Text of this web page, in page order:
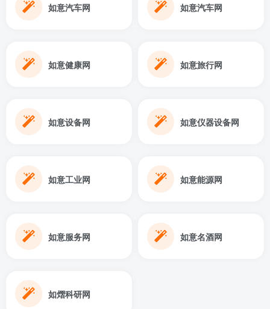
如意汽车网 如意汽车网
如意健康网 如意旅行网
如意设备网 如意仪器设备网
如意工业网 如意能源网
如意服务网 如意名酒网
如熠科研网